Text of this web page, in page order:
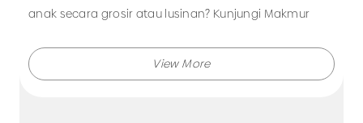
anak secara grosir atau lusinan? Kunjungi Makmur